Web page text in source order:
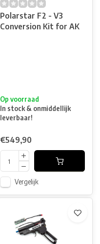
Polarstar F2 - V3
Conversion Kit for AK
Op voorraad
In stock & onmiddellijk
leverbaar!
€549,90
Vergelijk